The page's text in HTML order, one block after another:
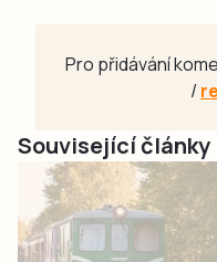
Pro přidávání
/
Související články